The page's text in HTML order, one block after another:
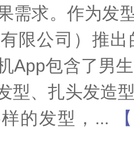
需求。作为发
限公司）推
App包含了男
型、扎头发造
的发型， ...